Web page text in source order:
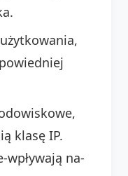
klasę IP.
na-